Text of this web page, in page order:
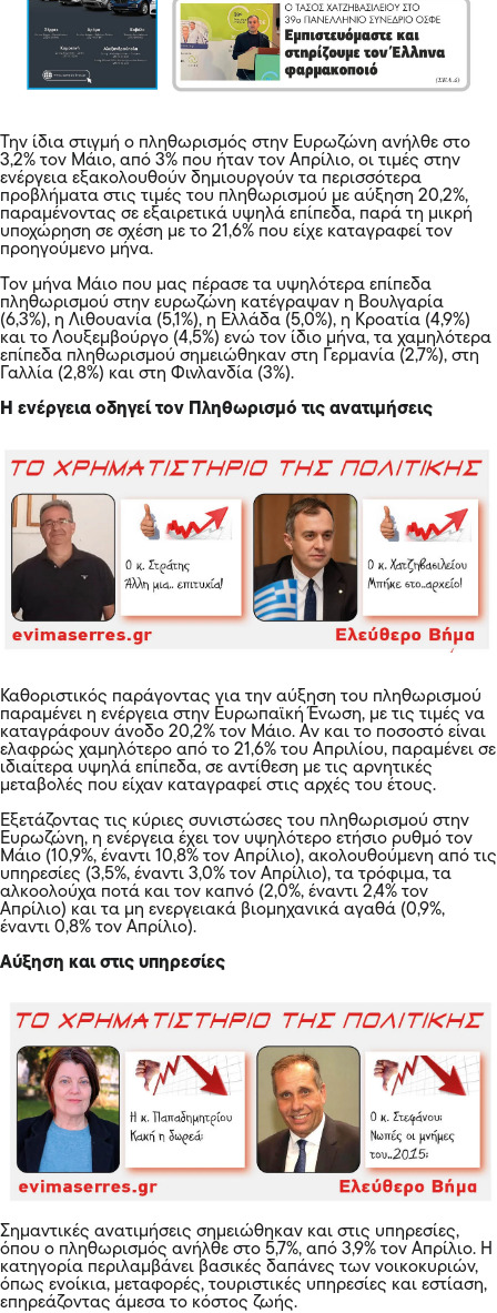
Την ίδια στιγμή ο πληθωρισμός στην Ευρωζώνη ανήλθε στο
3,2% τον Μάιο, από 3% που ήταν τον Απρίλιο, οι τιμές στην
ενέργεια εξακολουθούν δημιουργούν τα περισσότερα
προβλήματα στις τιμές του πληθωρισμού με αύξηση 20,2%,
παραμένοντας σε εξαιρετικά υψηλά επίπεδα, παρά τη μικρή
υποχώρηση σε σχέση με το 21,6% που είχε καταγραφεί τον
προηγούμενο μήνα.
Τον μήνα Μάιο που μας πέρασε τα υψηλότερα επίπεδα
πληθωρισμού στην ευρωζώνη κατέγραψαν η Βουλγαρία
(6,3%), η Λιθουανία (5,1%), η Ελλάδα (5,0%), η Κροατία (4,9%)
και το Λουξεμβούργο (4,5%) ενώ τον ίδιο μήνα, τα χαμηλότερα
επίπεδα πληθωρισμού σημειώθηκαν στη Γερμανία (2,7%), στη
Γαλλία (2,8%) και στη Φινλανδία (3%).
Η ενέργεια οδηγεί τον Πληθωρισμό τις ανατιμήσεις
Καθοριστικός παράγοντας για την αύξηση του πληθωρισμού
παραμένει η ενέργεια στην Ευρωπαϊκή Ένωση, με τις τιμές να
καταγράφουν άνοδο 20,2% τον Μάιο. Αν και το ποσοστό είναι
ελαφρώς χαμηλότερο από το 21,6% του Απριλίου, παραμένει σε
ιδιαίτερα υψηλά επίπεδα, σε αντίθεση με τις αρνητικές
μεταβολές που είχαν καταγραφεί στις αρχές του έτους.
Εξετάζοντας τις κύριες συνιστώσες του πληθωρισμού στην
Ευρωζώνη, η ενέργεια έχει τον υψηλότερο ετήσιο ρυθμό τον
Μάιο (10,9%, έναντι 10,8% τον Απρίλιο), ακολουθούμενη από τις
υπηρεσίες (3,5%, έναντι 3,0% τον Απρίλιο), τα τρόφιμα, τα
αλκοολούχα ποτά και τον καπνό (2,0%, έναντι 2,4% τον
Απρίλιο) και τα μη ενεργειακά βιομηχανικά αγαθά (0,9%,
έναντι 0,8% τον Απρίλιο).
Αύξηση και στις υπηρεσίες
Σημαντικές ανατιμήσεις σημειώθηκαν και στις υπηρεσίες,
όπου ο πληθωρισμός ανήλθε στο 5,7%, από 3,9% τον Απρίλιο. Η
κατηγορία περιλαμβάνει βασικές δαπάνες των νοικοκυριών,
όπως ενοίκια, μεταφορές, τουριστικές υπηρεσίες και εστίαση,
επηρεάζοντας άμεσα το κόστος ζωής.